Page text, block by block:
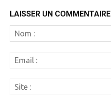
LAISSER UN COMMENTAIRE